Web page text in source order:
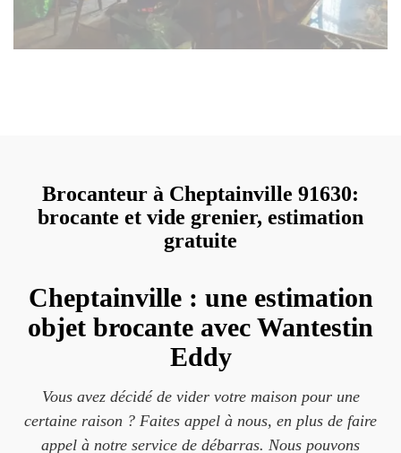
Brocanteur à Cheptainville 91630:
brocante et vide grenier, estimation
gratuite
Cheptainville : une estimation
objet brocante avec Wantestin
Eddy
Vous avez décidé de vider votre maison pour une
certaine raison ? Faites appel à nous, en plus de faire
appel à notre service de débarras. Nous pouvons